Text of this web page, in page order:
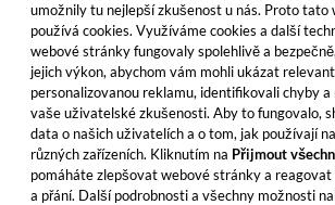
Christian Drouin Selection
umožnily tu nejlepší zkušenost u nás. Proto tato
používá cookies. Využíváme cookies a další
webové stránky fungovaly spolehlivě a
jejich výkon, abychom vám mohli ukázat
personalizovanou reklamu, identifikovali chyby
vaše uživatelské zkušenosti. Aby to fungovalo,
data o našich uživatelích a o tom, jak používají
různých zařízeních. Kliknutím na Přijmout
pomáháte zlepšovat webové stránky a
a přání. Další podrobnosti a všechny možnosti